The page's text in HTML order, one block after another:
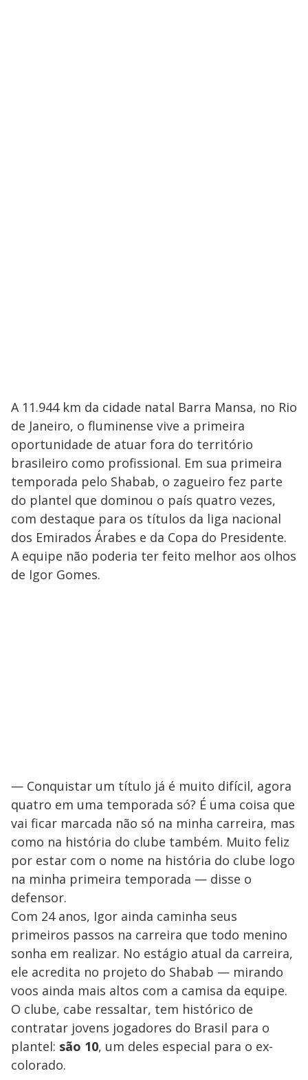
A 11.944 km da cidade natal Barra Mansa, no Rio
de Janeiro, o fluminense vive a primeira
oportunidade de atuar fora do território
brasileiro como profissional. Em sua primeira
temporada pelo Shabab, o zagueiro fez parte
do plantel que dominou o país quatro vezes,
com destaque para os títulos da liga nacional
dos Emirados Árabes e da Copa do Presidente.
A equipe não poderia ter feito melhor aos olhos
de Igor Gomes.
— Conquistar um título já é muito difícil, agora
quatro em uma temporada só? É uma coisa que
vai ficar marcada não só na minha carreira, mas
como na história do clube também. Muito feliz
por estar com o nome na história do clube logo
na minha primeira temporada — disse o
defensor.
Com 24 anos, Igor ainda caminha seus
primeiros passos na carreira que todo menino
sonha em realizar. No estágio atual da carreira,
ele acredita no projeto do Shabab — mirando
voos ainda mais altos com a camisa da equipe.
O clube, cabe ressaltar, tem histórico de
contratar jovens jogadores do Brasil para o
plantel: são 10, um deles especial para o ex-
colorado.